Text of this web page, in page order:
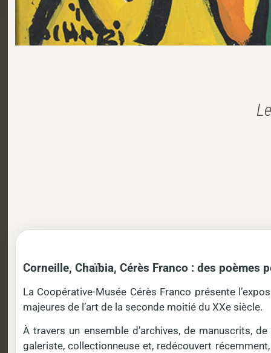
Corneille, Chaïbia, Cérès Franco : des poèmes
La Coopérative-Musée Cérès Franco présente
majeures de l’art de la seconde moitié du XXe siècle.
À travers un ensemble d’archives, de manuscrits,
galeriste, collectionneuse et, redécouvert